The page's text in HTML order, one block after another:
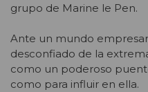
grupo de Marine le Pen.
Ante un mundo
desconfiado de la
como un poderoso
como para influir en ella.